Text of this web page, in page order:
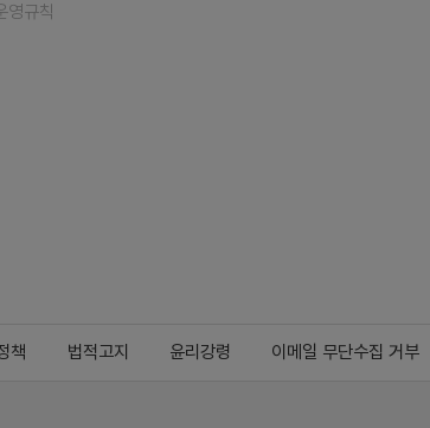
영규칙
책 법적고지 윤리강령 이메일 무단수집 거부